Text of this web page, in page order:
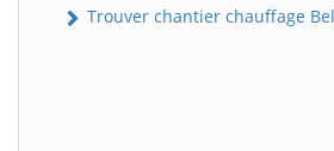
Trouver chantier chauffage